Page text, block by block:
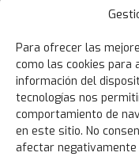
Para ofrecer las
como las cookies para
información del
tecnologías nos
comportamiento de
en este sitio. No
afectar
Libro